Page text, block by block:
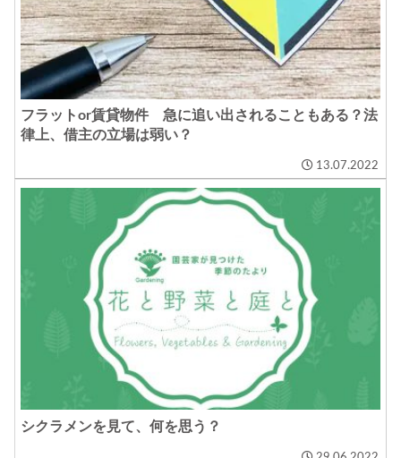
フラットor賃貸物件 急に追い出されることもある？法
律上、借主の立場は弱い？
13.07.2022
シクラメンを見て、何を思う？